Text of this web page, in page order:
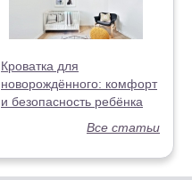
Кроватка для
новорождённого: комфорт
и безопасность ребёнка
Все статьи